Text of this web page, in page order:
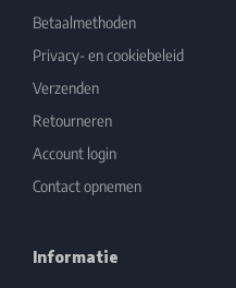
Betaalmethoden
Privacy- en cookiebeleid
Verzenden
Retourneren
Account login
Contact opnemen
Informatie